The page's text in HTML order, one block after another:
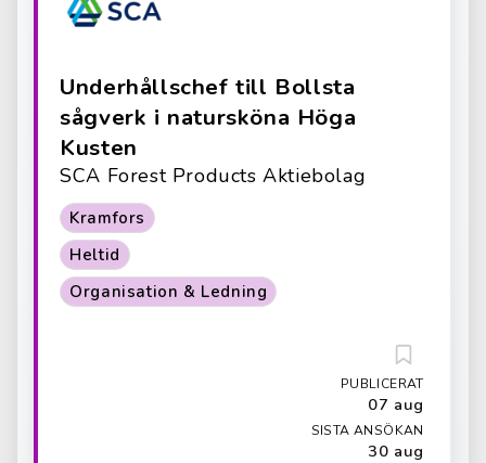
Underhållschef till Bollsta
sågverk i natursköna Höga
Kusten
SCA Forest Products Aktiebolag
Kramfors
Heltid
Organisation & Ledning
PUBLICERAT
07 aug
SISTA ANSÖKAN
30 aug